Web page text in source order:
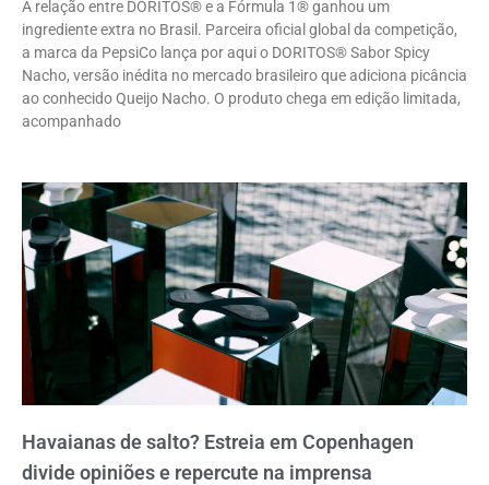
A relação entre DORITOS® e a Fórmula 1® ganhou um
ingrediente extra no Brasil. Parceira oficial global da competição,
a marca da PepsiCo lança por aqui o DORITOS® Sabor Spicy
Nacho, versão inédita no mercado brasileiro que adiciona picância
ao conhecido Queijo Nacho. O produto chega em edição limitada,
acompanhado
Havaianas de salto? Estreia em Copenhagen
divide opiniões e repercute na imprensa